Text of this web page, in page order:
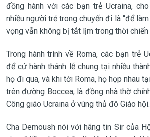
đồng hành với các bạn trẻ Ucraina,
nhiều người trẻ trong chuyến đi là “để
vọng vẫn không bị tắt lịm trong thời chiến
Trong hành trình về Roma, các bạn trẻ
để cử hành thánh lễ chung tại nhiều
họ đi qua, và khi tới Roma, họ họp nhau
trên đường Boccea, là đồng nhà thờ
Công giáo Ucraina ở vùng thủ đô Giáo hội.
Cha Demoush nói với hãng tin Sir của